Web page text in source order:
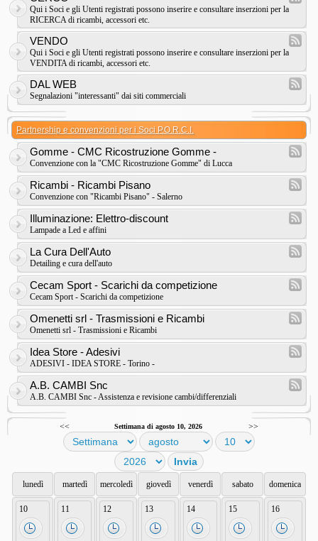
Qui i Soci e gli Utenti registrati possono inserire e consultare inserzioni per la
RICERCA di ricambi, accessori etc.
VENDO
Qui i Soci e gli Utenti registrati possono inserire e consultare inserzioni per la
VENDITA di ricambi, accessori etc.
DAL WEB
Segnalazioni "interessanti" dai siti commerciali
Partnership e convenzioni per i Soci P.O.R.C.I.
Gomme - CMC Ricostruzione Gomme -
Convenzione con la "CMC Ricostruzione Gomme" di Lucca
Ricambi - Ricambi Pisano
Convenzione con "Ricambi Pisano" - Salerno
Illuminazione: Elettro-discount
Lampade a Led e affini
La Cura Dell'Auto
Detailing e cura dell'auto
Cecam Sport - Scarichi da competizione
Cecam Sport - Scarichi da competizione
Omenetti srl - Trasmissioni e Ricambi
Omenetti srl - Trasmissioni e Ricambi
Idea Store - Adesivi
ADESIVI - IDEA STORE - Torino -
A.B. CAMBI Snc
A.B. CAMBI Snc - Assistenza e revisione cambi/differenziali
<< Settimana di agosto 10, 2026 >>
lunedì martedì mercoledì giovedì venerdì sabato domenica
10 11 12 13 14 15 16